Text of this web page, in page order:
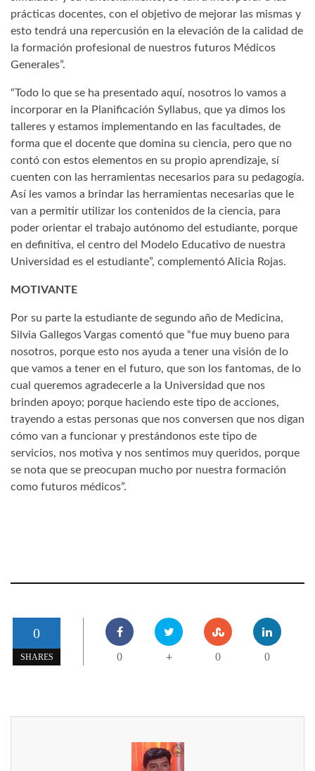
prácticas docentes, con el objetivo de mejorar las mismas y
esto tendrá una repercusión en la elevación de la calidad de
la formación profesional de nuestros futuros Médicos
Generales”.
“Todo lo que se ha presentado aquí, nosotros lo vamos a
incorporar en la Planificación Syllabus, que ya dimos los
talleres y estamos implementando en las facultades, de
forma que el docente que domina su ciencia, pero que no
contó con estos elementos en su propio aprendizaje, sí
cuenten con las herramientas necesarios para su pedagogía.
Así les vamos a brindar las herramientas necesarias que le
van a permitir utilizar los contenidos de la ciencia, para
poder orientar el trabajo autónomo del estudiante, porque
en definitiva, el centro del Modelo Educativo de nuestra
Universidad es el estudiante”, complementó Alicia Rojas.
MOTIVANTE
Por su parte la estudiante de segundo año de Medicina,
Silvia Gallegos Vargas comentó que “fue muy bueno para
nosotros, porque esto nos ayuda a tener una visión de lo
que vamos a tener en el futuro, que son los fantomas, de lo
cual queremos agradecerle a la Universidad que nos
brinden apoyo; porque haciendo este tipo de acciones,
trayendo a estas personas que nos conversen que nos digan
cómo van a funcionar y prestándonos este tipo de
servicios, nos motiva y nos sentimos muy queridos, porque
se nota que se preocupan mucho por nuestra formación
como futuros médicos”.
0
SHARES 0 + 0 0